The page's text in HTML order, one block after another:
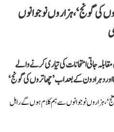
کی گونج‘، ہزاروں نوجوانوں
جاتی امتحانات کی تیاری کرنے والے
دہرادون کے بعد اب ’چھاتروں کی گونج‘